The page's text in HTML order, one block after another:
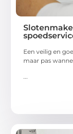
Een veilig en
maar pas
...